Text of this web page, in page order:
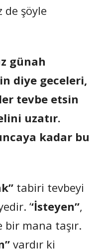
de şöyle
günah
diye geceleri,
tevbe etsin
uzatır.
kadar bu
tabiri tevbeyi
‘‘İsteyen”,
bir mana taşır.
vardır ki